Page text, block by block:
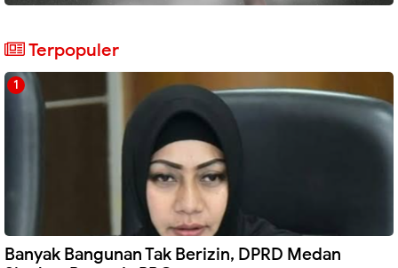
Terpopuler
Banyak Bangunan Tak Berizin, DPRD Medan